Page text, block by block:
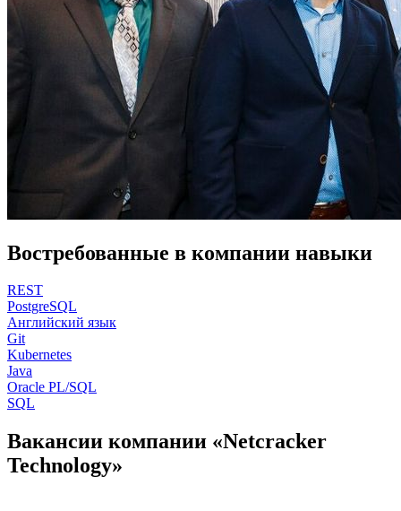
Востребованные в компании навыки
REST
PostgreSQL
Английский язык
Git
Kubernetes
Java
Oracle PL/SQL
SQL
Вакансии компании «Netcracker
Technology»